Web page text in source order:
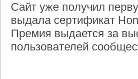
Сайт уже получил
выдала сертификат
Премия выдается за
пользователей